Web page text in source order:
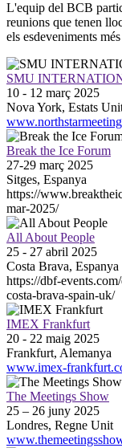
L'equip del BCB
reunions que tenen
els esdeveniments
SMU
10 - 12 març 2025
Nova York, Estats
Break the Ice Forum
27-29 març 2025
Sitges, Espanya
https://
mar-2025/
All About People
25 - 27 abril 2025
Costa Brava, Espanya
https://dbf-
costa-brava-spain-uk/
IMEX Frankfurt
20 - 22 maig 2025
Frankfurt, Alemanya
www.imex-
The Meetings Show
25 – 26 juny 2025
Londres, Regne Unit